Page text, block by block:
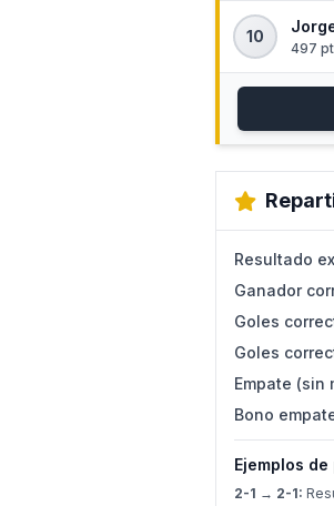
10
497
Resultado
Ganador
Goles
Goles
Empate (sin
Bono
Ejemplos
2-1 → 2-1: